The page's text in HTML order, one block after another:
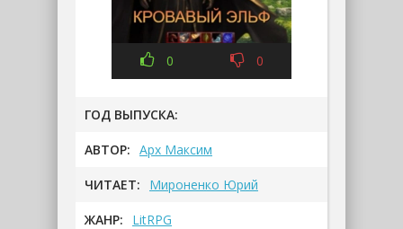
0 0
ГОД ВЫПУСКА:
АВТОР: Арх Максим
ЧИТАЕТ: Мироненко Юрий
ЖАНР: LitRPG